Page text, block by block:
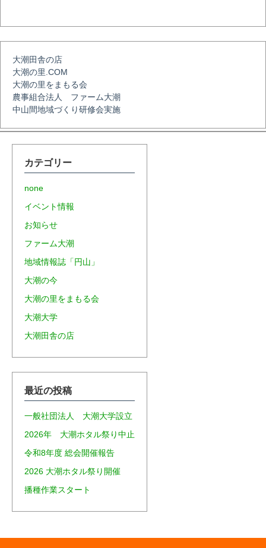
ョ
ン
大潮田舎の店
大潮の里.COM
大潮の里をまもる会
農事組合法人 ファーム大潮
中山間地域づくり研修会実施
カテゴリー
none
イベント情報
お知らせ
ファーム大潮
地域情報誌「円山」
大潮の今
大潮の里をまもる会
大潮大学
大潮田舎の店
最近の投稿
一般社団法人 大潮大学設立
2026年 大潮ホタル祭り中止
令和8年度 総会開催報告
2026 大潮ホタル祭り開催
播種作業スタート